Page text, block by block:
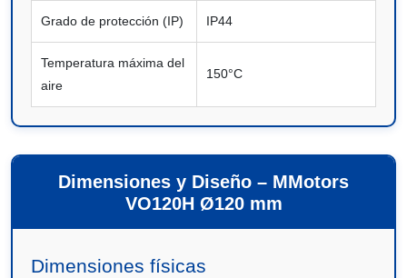
Grado de protección (IP) IP44
Temperatura máxima del
aire
150°C
Dimensiones y Diseño – MMotors
VO120H Ø120 mm
Dimensiones físicas